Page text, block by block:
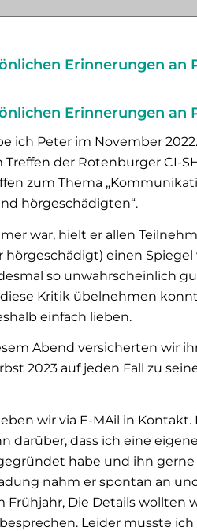
Erinnerungen an
Erinnerungen an
ich Peter im November
der Rotenburger CI-
zum Thema
hörgeschädigten“.
war, hielt er allen
einen Spiegel
so unwahrscheinlich
Kritik übelnehmen
einfach lieben.
Abend versicherten wir
2023 auf jeden Fall zu
wir via E-MAil in Kontakt.
darüber, dass ich eine eigene
habe und ihn
nahm er spontan an
Frühjahr, Die Details wollten
Leider musste ich